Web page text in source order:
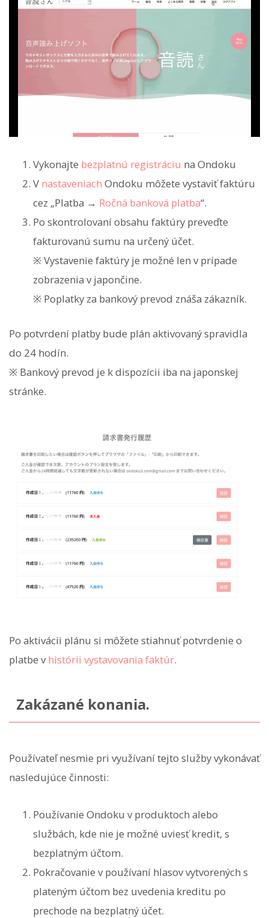
Vykonajte bezplatnú registráciu na Ondoku
V nastaveniach Ondoku môžete vystaviť faktúru
cez „Platba → Ročná banková platba“.
Po skontrolovaní obsahu faktúry preveďte
fakturovanú sumu na určený účet.
※ Vystavenie faktúry je možné len v prípade
zobrazenia v japončine.
※ Poplatky za bankový prevod znáša zákazník.
Po potvrdení platby bude plán aktivovaný spravidla
do 24 hodín.
※ Bankový prevod je k dispozícii iba na japonskej
stránke.
Po aktivácii plánu si môžete stiahnuť potvrdenie o
platbe vhistórii vystavovania faktúr.
Zakázané konania.
Používateľ nesmie pri využívaní tejto služby vykonávať
nasledujúce činnosti:
Používanie Ondoku v produktoch alebo
službách, kde nie je možné uviesť kredit, s
bezplatným účtom.
Pokračovanie v používaní hlasov vytvorených s
plateným účtom bez uvedenia kreditu po
prechode na bezplatný účet.